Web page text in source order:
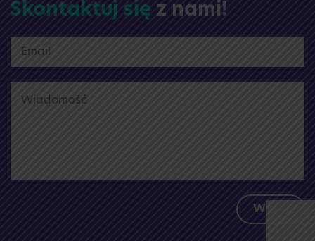
Skontaktuj się z nami!